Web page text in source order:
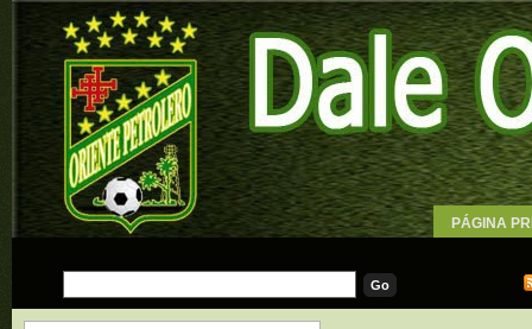
PÁGINA